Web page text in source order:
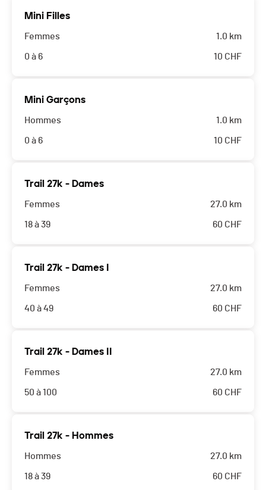
Mini Filles
Femmes
0 à 6
1.0 km
10 CHF
Mini Garçons
Hommes
0 à 6
1.0 km
10 CHF
Trail 27k - Dames
Femmes
18 à 39
27.0 km
60 CHF
Trail 27k - Dames I
Femmes
40 à 49
27.0 km
60 CHF
Trail 27k - Dames II
Femmes
50 à 100
27.0 km
60 CHF
Trail 27k - Hommes
Hommes
18 à 39
27.0 km
60 CHF